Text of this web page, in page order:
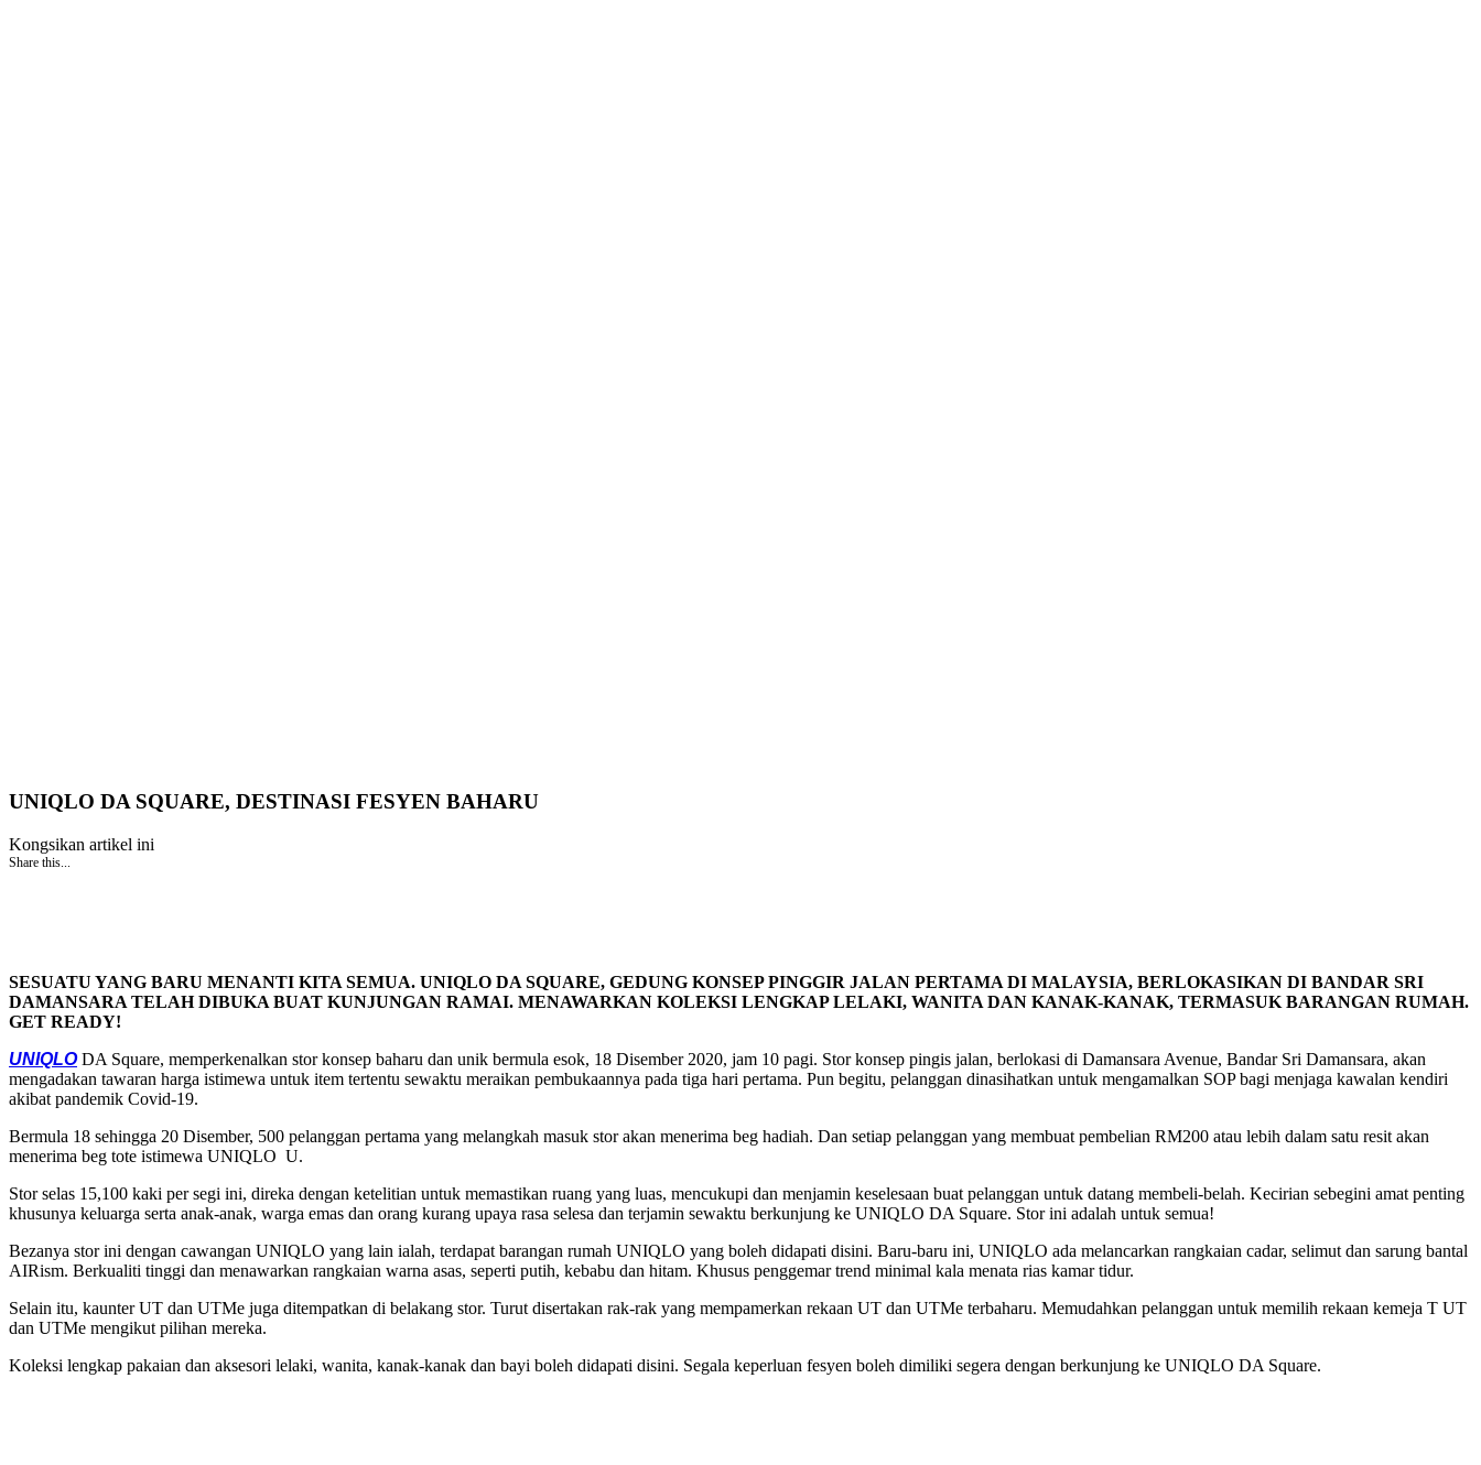
UNIQLO DA SQUARE, DESTINASI FESYEN BAHARU
Kongsikan artikel ini
Share this...
SESUATU YANG BARU MENANTI KITA SEMUA. UNIQLO DA SQUARE, GEDUNG KONSEP PINGGIR JALAN PERTAMA DI MALAYSIA, BERLOKASIKAN DI BANDAR SRI
DAMANSARA TELAH DIBUKA BUAT KUNJUNGAN RAMAI. MENAWARKAN KOLEKSI LENGKAP LELAKI, WANITA DAN KANAK-KANAK, TERMASUK BARANGAN RUMAH.
GET READY!
UNIQLODA Square, memperkenalkan stor konsep baharu dan unik bermula esok, 18 Disember 2020, jam 10 pagi. Stor konsep pingis jalan, berlokasi di Damansara Avenue, Bandar Sri Damansara, akan
mengadakan tawaran harga istimewa untuk item tertentu sewaktu meraikan pembukaannya pada tiga hari pertama. Pun begitu, pelanggan dinasihatkan untuk mengamalkan SOP bagi menjaga kawalan kendiri
akibat pandemik Covid-19.
Bermula 18 sehingga 20 Disember, 500 pelanggan pertama yang melangkah masuk stor akan menerima beg hadiah. Dan setiap pelanggan yang membuat pembelian RM200 atau lebih dalam satu resit akan
menerima beg tote istimewa UNIQLO U.
Stor selas 15,100 kaki per segi ini, direka dengan ketelitian untuk memastikan ruang yang luas, mencukupi dan menjamin keselesaan buat pelanggan untuk datang membeli-belah. Kecirian sebegini amat penting
khusunya keluarga serta anak-anak, warga emas dan orang kurang upaya rasa selesa dan terjamin sewaktu berkunjung ke UNIQLO DA Square. Stor ini adalah untuk semua!
Bezanya stor ini dengan cawangan UNIQLO yang lain ialah, terdapat barangan rumah UNIQLO yang boleh didapati disini. Baru-baru ini, UNIQLO ada melancarkan rangkaian cadar, selimut dan sarung bantal
AIRism. Berkualiti tinggi dan menawarkan rangkaian warna asas, seperti putih, kebabu dan hitam. Khusus penggemar trend minimal kala menata rias kamar tidur.
Selain itu, kaunter UT dan UTMe juga ditempatkan di belakang stor. Turut disertakan rak-rak yang mempamerkan rekaan UT dan UTMe terbaharu. Memudahkan pelanggan untuk memilih rekaan kemeja T UT
dan UTMe mengikut pilihan mereka.
Koleksi lengkap pakaian dan aksesori lelaki, wanita, kanak-kanak dan bayi boleh didapati disini. Segala keperluan fesyen boleh dimiliki segera dengan berkunjung ke UNIQLO DA Square.